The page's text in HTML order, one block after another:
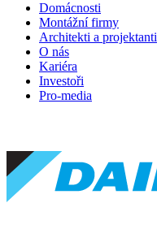
Domácnosti
Montážní firmy
Architekti a projektanti
O nás
Kariéra
Investoři
Pro-media